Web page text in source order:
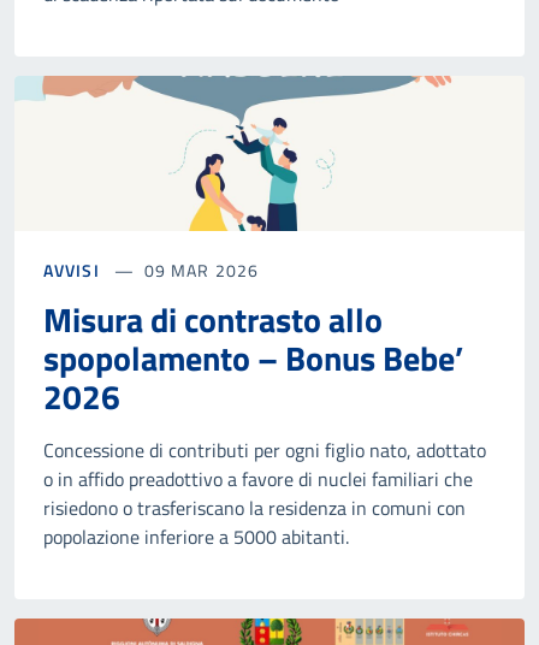
AVVISI 09 MAR 2026
Misura di contrasto allo
spopolamento – Bonus Bebe’
2026
Concessione di contributi per ogni figlio nato, adottato
o in affido preadottivo a favore di nuclei familiari che
risiedono o trasferiscano la residenza in comuni con
popolazione inferiore a 5000 abitanti.